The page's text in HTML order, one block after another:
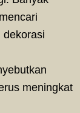
dekorasi
meningkat